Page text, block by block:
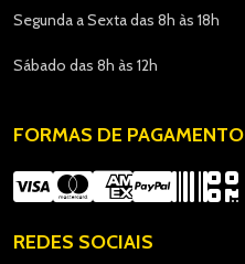
Segunda a Sexta das 8h às 18h
Sábado das 8h às 12h
FORMAS DE PAGAMENTO
REDES SOCIAIS